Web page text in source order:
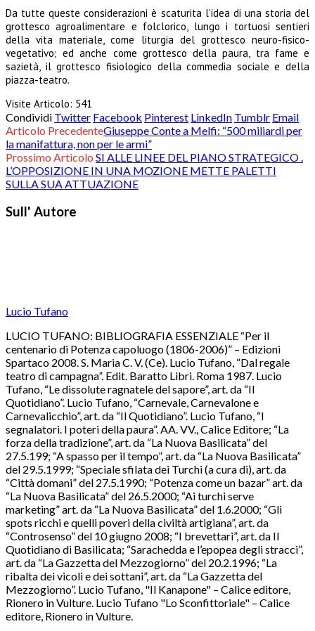
Da tutte queste considerazioni è scaturita l’idea di una storia del
grottesco agroalimentare e folclorico, lungo i tortuosi sentieri
della vita materiale, come liturgia del grottesco neuro-fisico-
vegetativo; ed anche come grottesco della paura, tra fame e
sazietà, il grottesco fisiologico della commedia sociale e della
piazza-teatro.
Visite Articolo: 541
Condividi Twitter Facebook Pinterest LinkedIn Tumblr Email
Articolo PrecedenteGiuseppe Conte a Melfi: “500 miliardi per
la manifattura, non per le armi”
Prossimo Articolo SI ALLE LINEE DEL PIANO STRATEGICO .
L’OPPOSIZIONE IN UNA MOZIONE METTE PALETTI
SULLA SUA ATTUAZIONE
Sull' Autore
Lucio Tufano
LUCIO TUFANO: BIBLIOGRAFIA ESSENZIALE “Per il
centenario di Potenza capoluogo (1806-2006)” – Edizioni
Spartaco 2008. S. Maria C. V. (Ce). Lucio Tufano, “Dal regale
teatro di campagna”. Edit. Baratto Libri. Roma 1987. Lucio
Tufano, “Le dissolute ragnatele del sapore”, art. da “Il
Quotidiano”. Lucio Tufano, “Carnevale, Carnevalone e
Carnevalicchio”, art. da “Il Quotidiano”. Lucio Tufano, “I
segnalatori. I poteri della paura”. AA. VV., Calice Editore; “La
forza della tradizione”, art. da “La Nuova Basilicata” del
27.5.199; “A spasso per il tempo”, art. da “La Nuova Basilicata”
del 29.5.1999; “Speciale sfilata dei Turchi (a cura di), art. da
“Città domani” del 27.5.1990; “Potenza come un bazar” art. da
“La Nuova Basilicata” del 26.5.2000; “Ai turchi serve
marketing” art. da “La Nuova Basilicata” del 1.6.2000; “Gli
spots ricchi e quelli poveri della civiltà artigiana”, art. da
“Controsenso” del 10 giugno 2008; “I brevettari”, art. da Il
Quotidiano di Basilicata; “Sarachedda e l’epopea degli stracci”,
art. da “La Gazzetta del Mezzogiorno” del 20.2.1996; “La
ribalta dei vicoli e dei sottani”, art. da “La Gazzetta del
Mezzogiorno”. Lucio Tufano, "Il Kanapone" – Calice editore,
Rionero in Vulture. Lucio Tufano "Lo Sconfittoriale" – Calice
editore, Rionero in Vulture.